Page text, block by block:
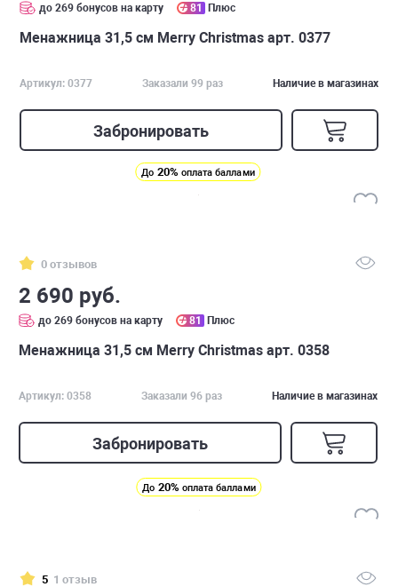
до 269 бонусов на карту 81 Плюс
Менажница 31,5 см Merry Christmas арт. 0377
Артикул: 0377 Заказали 99 раз Наличие в магазинах
Забронировать
До 20% оплата баллами
0 отзывов
2 690 руб.
до 269 бонусов на карту 81 Плюс
Менажница 31,5 см Merry Christmas арт. 0358
Артикул: 0358 Заказали 96 раз Наличие в магазинах
Забронировать
До 20% оплата баллами
5 1 отзыв